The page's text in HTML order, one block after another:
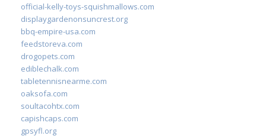
official-kelly-toys-squishmallows.com
displaygardenonsuncrest.org
bbq-empire-usa.com
feedstoreva.com
drogopets.com
ediblechalk.com
tabletennisnearme.com
oaksofa.com
soultacohtx.com
capishcaps.com
gpsyfl.org